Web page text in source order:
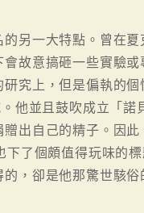
另一大特點。曾在
故意搞砸一些實驗
究上，但是偏執的
他並且鼓吹成立「諾
出自己的精子。因
了個頗值得玩味的標
，卻是他那驚世駭俗